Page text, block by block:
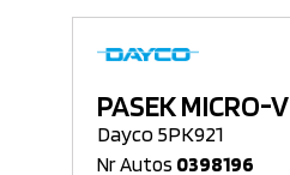
PASEK MICRO-V
Dayco 5PK921
Nr Autos 0398196